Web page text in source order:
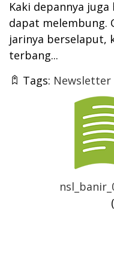
Kaki depannya
dapat melembung.
jarinya berselaput,
terbang...
Tags: Newsletter